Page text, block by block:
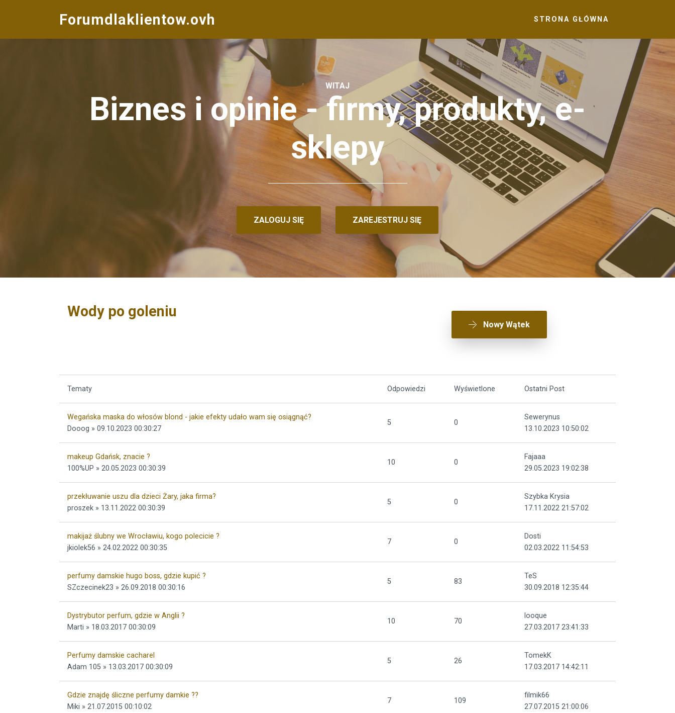
Forumdlaklientow.ovh STRONA GŁÓWNA
WITAJ
Biznes i opinie - firmy, produkty, e-
sklepy
ZALOGUJ SIĘ ZAREJESTRUJ SIĘ
Wody po goleniu
Nowy Wątek
Tematy Odpowiedzi Wyświetlone Ostatni Post
Wegańska maska do włosów blond - jakie efekty udało wam się osiągnąć?
Dooog » 09.10.2023 00:30:27
5 0
Sewerynus
13.10.2023 10:50:02
makeup Gdańsk, znacie ?
100%UP » 20.05.2023 00:30:39
10 0
Fajaaa
29.05.2023 19:02:38
przekłuwanie uszu dla dzieci Żary, jaka firma?
proszek » 13.11.2022 00:30:39
5 0
Szybka Krysia
17.11.2022 21:57:02
makijaż ślubny we Wrocławiu, kogo polecicie ?
jkiolek56 » 24.02.2022 00:30:35
7 0
Dosti
02.03.2022 11:54:53
perfumy damskie hugo boss, gdzie kupić ?
SZczecinek23 » 26.09.2018 00:30:16
5 83
TeS
30.09.2018 12:35:44
Dystrybutor perfum, gdzie w Anglii ?
Marti » 18.03.2017 00:30:09
10 70
looque
27.03.2017 23:41:33
Perfumy damskie cacharel
Adam 105 » 13.03.2017 00:30:09
5 26
TomekK
17.03.2017 14:42:11
Gdzie znajdę śliczne perfumy damkie ??
Miki » 21.07.2015 00:10:02
7 109
filmik66
27.07.2015 21:00:06